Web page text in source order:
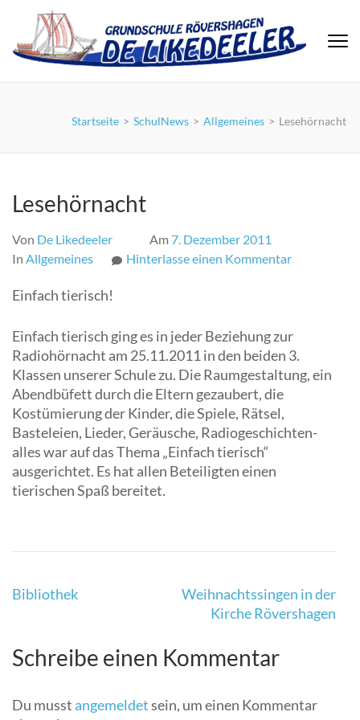
Inhalt
springen
(Eingabetaste
Startseite > SchulNews > Allgemeines > Lesehörnacht
Lesehörnacht
Von De Likedeeler Am 7. Dezember 2011
In Allgemeines Hinterlasse einen Kommentarzu
Einfach tierisch!
Einfach tierisch ging es in jeder Beziehung zur
Radiohörnacht am 25.11.2011 in den beiden 3.
Klassen unserer Schule zu. Die Raumgestaltung, ein
Abendbüfett durch die Eltern gezaubert, die
Kostümierung der Kinder, die Spiele, Rätsel,
Basteleien, Lieder, Geräusche, Radiogeschichten-
alles war auf das Thema „Einfach tierisch“
ausgerichtet. Es hat allen Beteiligten einen
tierischen Spaß bereitet.
Beitragsnavigation
Bibliothek
Weihnachtssingen in der
Kirche Rövershagen
Schreibe einen Kommentar
Du musst angemeldetsein, um einen Kommentar